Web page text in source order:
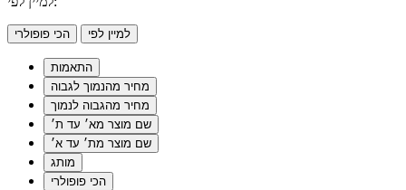
הכי פופולרי למיין לפי
התאמות
מחיר מהנמוך לגבוה
מחיר מהגבוה לנמוך
שם מוצר מא׳ עד ת׳
שם מוצר מת׳ עד א׳
מותג
הכי פופולרי